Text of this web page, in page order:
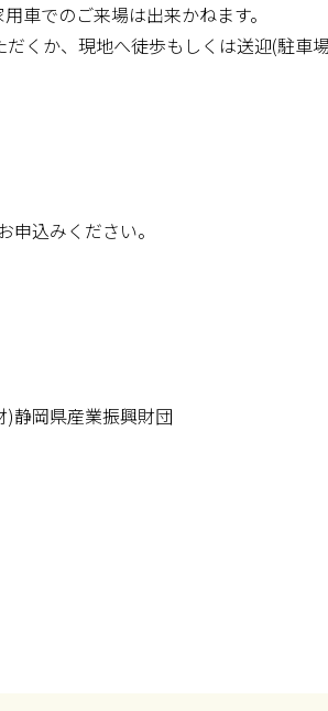
車でのご来場は出来かねます。
くか、現地へ徒歩もしくは送迎(駐車
申込みください。
静岡県産業振興財団